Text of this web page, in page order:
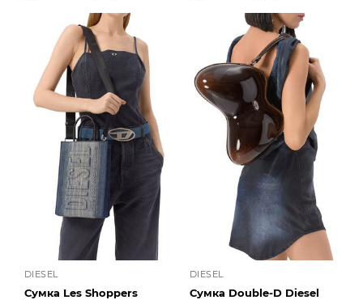
DIESEL
Сумка Les Shoppers
DIESEL
Сумка Double-D Diesel